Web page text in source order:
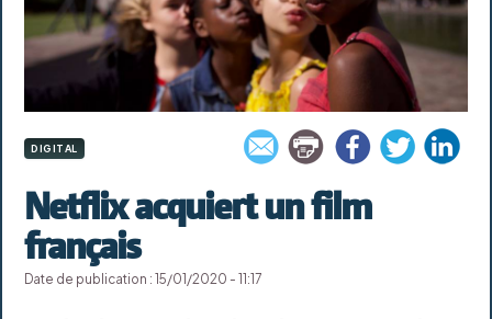
DIGITAL
Netflix acquiert un film
français
Date de publication : 15/01/2020 - 11:17